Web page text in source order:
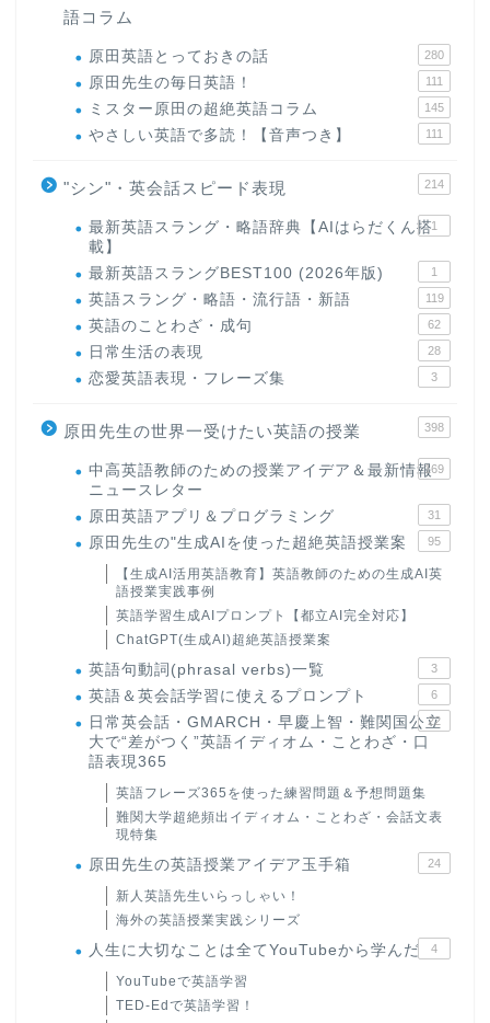
語コラム
原田英語とっておきの話 280
原田先生の毎日英語！ 111
ミスター原田の超絶英語コラム 145
やさしい英語で多読！【音声つき】 111
"シン"・英会話スピード表現 214
最新英語スラング・略語辞典【AIはらだくん搭
載】
1
最新英語スラングBEST100 (2026年版) 1
英語スラング・略語・流行語・新語 119
英語のことわざ・成句 62
日常生活の表現 28
恋愛英語表現・フレーズ集 3
原田先生の世界一受けたい英語の授業 398
中高英語教師のための授業アイデア＆最新情報
ニュースレター
169
原田英語アプリ＆プログラミング 31
原田先生の"生成AIを使った超絶英語授業案 95
【生成AI活用英語教育】英語教師のための生成AI英
語授業実践事例
英語学習生成AIプロンプト【都立AI完全対応】
ChatGPT(生成AI)超絶英語授業案
英語句動詞(phrasal verbs)一覧 3
英語＆英会話学習に使えるプロンプト 6
日常英会話・GMARCH・早慶上智・難関国公立
大で“差がつく”英語イディオム・ことわざ・口
語表現365
22
英語フレーズ365を使った練習問題＆予想問題集
難関大学超絶頻出イディオム・ことわざ・会話文表
現特集
原田先生の英語授業アイデア玉手箱 24
新人英語先生いらっしゃい！
海外の英語授業実践シリーズ
人生に大切なことは全てYouTubeから学んだ 4
YouTubeで英語学習
TED-Edで英語学習！